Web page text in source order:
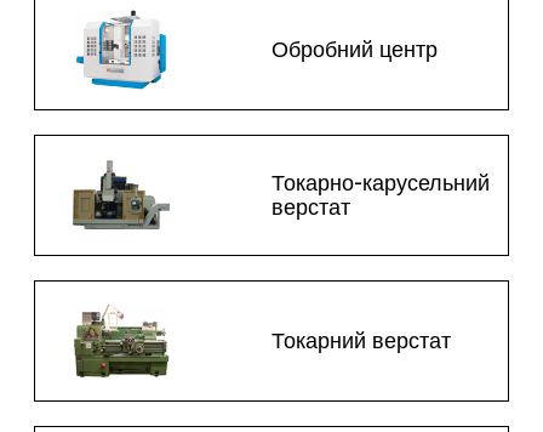
Обробний центр
Токарно-карусельний
верстат
Токарний верстат